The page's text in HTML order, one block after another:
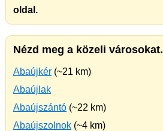
oldal.
Nézd meg a közeli városokat.
Abaújkér (~21 km)
Abaújlak
Abaújszántó (~22 km)
Abaújszolnok (~4 km)